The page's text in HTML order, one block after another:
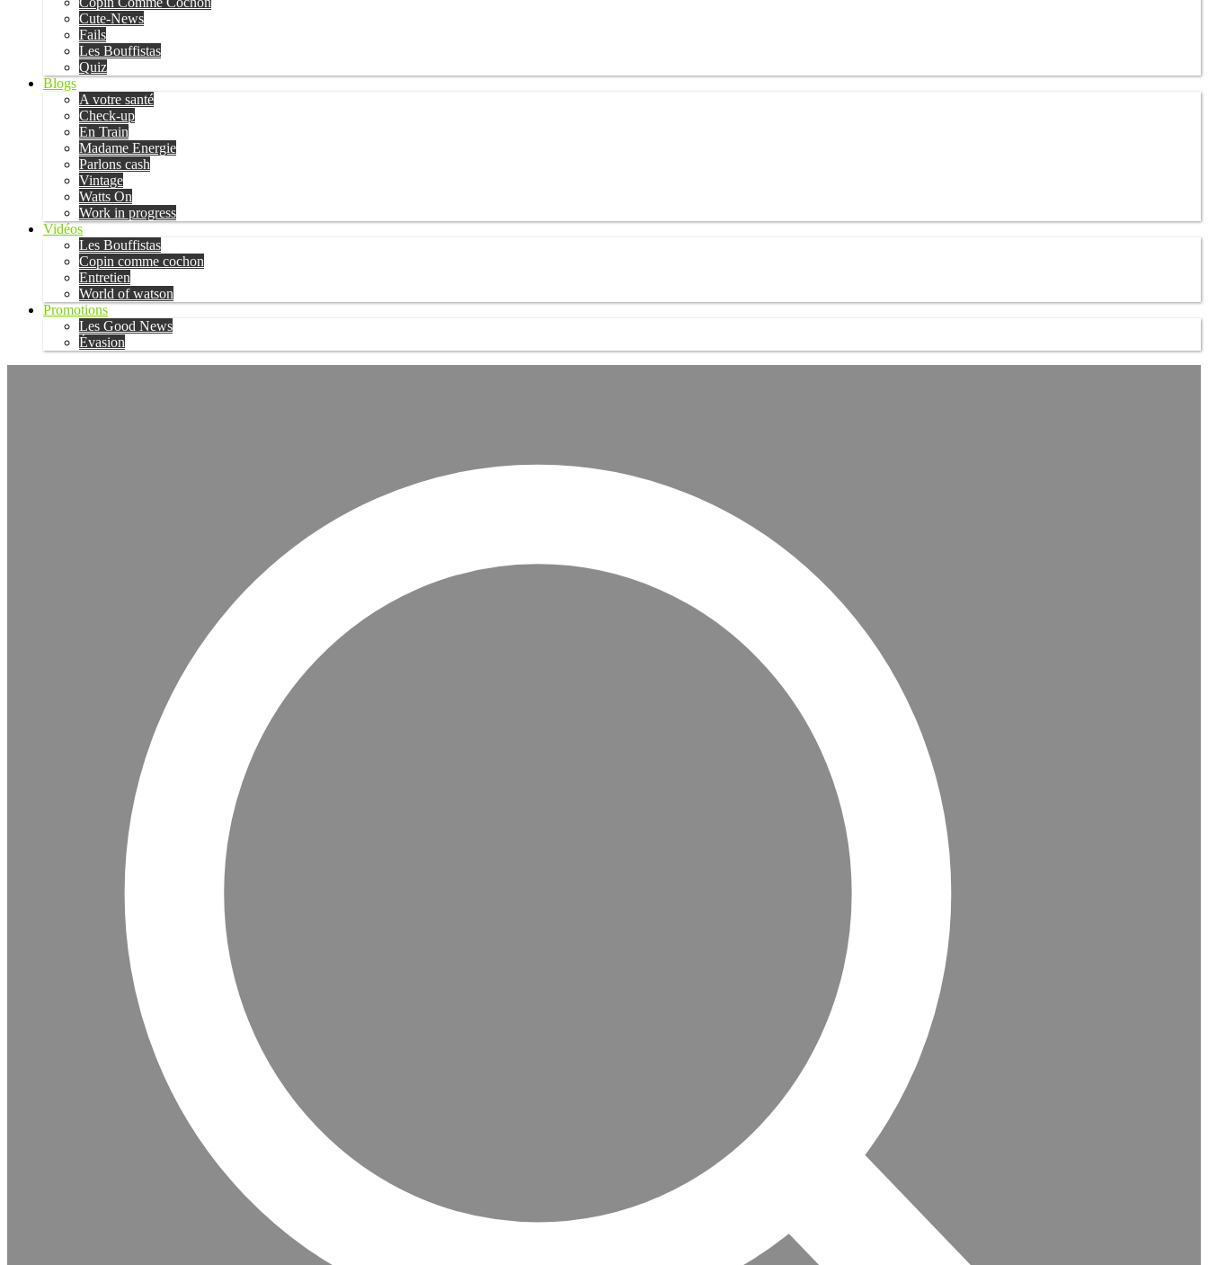
Cute-News
Fails
Les Bouffistas
Quiz
Blogs
A votre santé
Check-up
En Train
Madame Energie
Parlons cash
Vintage
Watts On
Work in progress
Vidéos
Les Bouffistas
Copin comme cochon
Entretien
World of watson
Promotions
Les Good News
Évasion